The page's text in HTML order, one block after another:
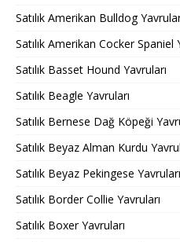
Satılık Amerikan Bulldog
Satılık Amerikan Cocker Spaniel
Satılık Basset Hound Yavruları
Satılık Beagle Yavruları
Satılık Bernese Dağ Köpeği
Satılık Beyaz Alman Kurdu
Satılık Beyaz Pekingese Yavruları
Satılık Border Collie Yavruları
Satılık Boxer Yavruları